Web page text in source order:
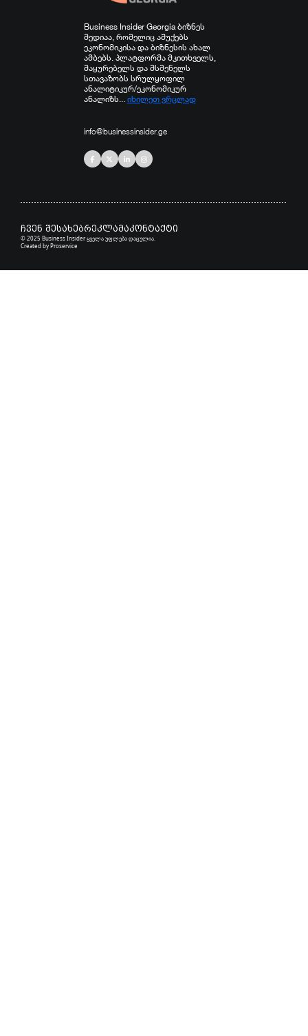
Business Insider Georgia ბიზნეს
მედიაა, რომელიც აშუქებს
ეკონომიკისა და ბიზნესის ახალ
ამბებს. პლატფორმა მკითხველს,
მაყურებელს და მსმენელს
სთავაზობს სრულყოფილ
ანალიტიკურ/ეკონომიკურ
ანალიზს... იხილეთ ვრცლად
info@businessinsider.ge
ჩვენ შესახებრეკლამაკონტაქტი
© 2025 Business Insider ყველა უფლება დაცულია.
Created byProservice